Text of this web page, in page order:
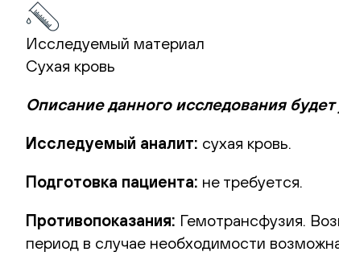
Исследуемый материал
Сухая кровь
Описание данного исследования
Исследуемый аналит: сухая кровь.
Подготовка пациента: не требуется.
Противопоказания: Гемотрансфузия.
период в случае необходимости